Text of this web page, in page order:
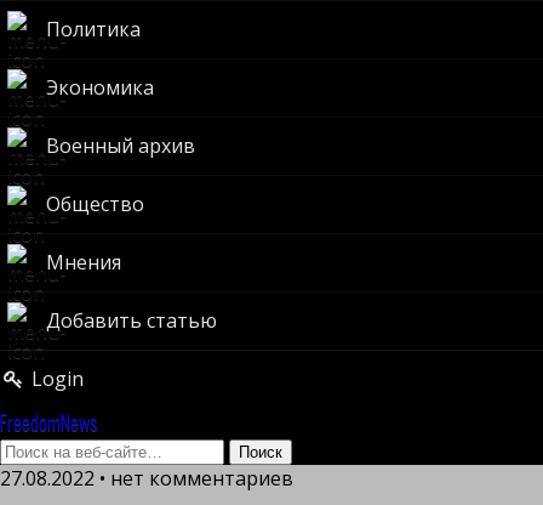
Политика
Экономика
Военный архив
Общество
Мнения
Добавить статью
Login
FreedomNews
27.08.2022 • нет комментариев